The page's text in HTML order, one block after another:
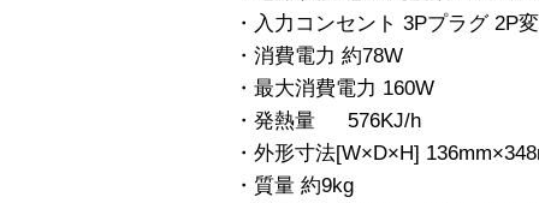
・入力コンセント 3Pプラグ 2P
・消費電力 約78W
・最大消費電力 160W
・発熱量 576KJ/h
・外形寸法[W×D×H]
・質量 約9kg